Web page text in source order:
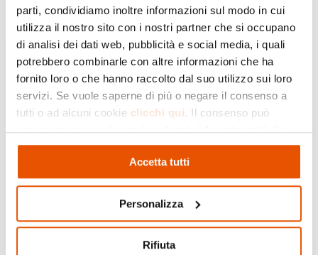
parti, condividiamo inoltre informazioni sul modo in cui
utilizza il nostro sito con i nostri partner che si occupano
di analisi dei dati web, pubblicità e social media, i quali
potrebbero combinarle con altre informazioni che ha
fornito loro o che hanno raccolto dal suo utilizzo sui loro
servizi. Se vuole saperne di più o negare il consenso a
tutti o ad alcuni cookie clicchi qui. Il consenso può
essere espresso cliccando sul tasto "Accetta tutti". Se
non vuole i cookie di profilazione può negare il consenso
cliccando sul tasto "Rifiuta"Accetta tutti
Personalizza
Rifiuta